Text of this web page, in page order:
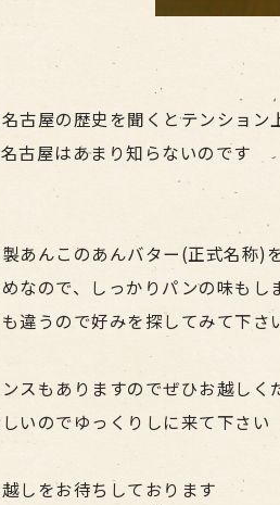
古屋の歴史を聞くとテンション
古屋はあまり知らないのです
あんこのあんバター(正式名称)
なので、しっかりパンの味もし
違うので好みを探してみて下さ
スもありますのでぜひお越しく
いのでゆっくりしに来て下さい
しをお待ちしております